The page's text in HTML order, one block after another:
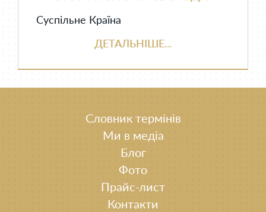
Суспільне Країна
ДЕТАЛЬНІШЕ...
Словник термінів
Ми в медіа
Блог
Фото
Прайс-лист
Контакти